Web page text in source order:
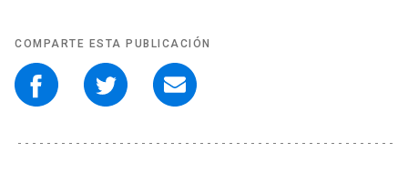
COMPARTE ESTA PUBLICACIÓN